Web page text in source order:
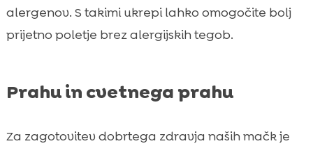
alergenov. S takimi ukrepi lahko omogočite bolj
prijetno poletje brez alergijskih tegob.
Prahu in cvetnega prahu
Za zagotovitev dobrtega zdravja naših mačk je